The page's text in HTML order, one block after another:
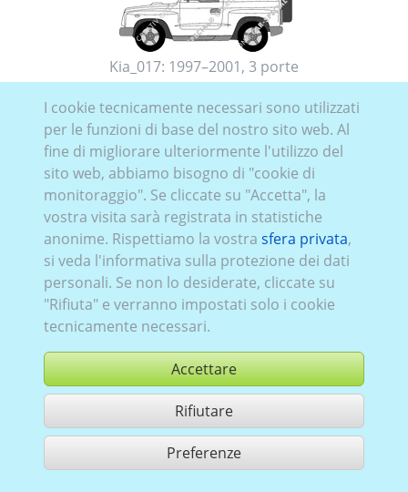
Kia_017: 1997–2001, 3 porte
comprare
condividi 1 risultati di ricerca
I cookie tecnicamente necessari sono utilizzati
per le funzioni di base del nostro sito web. Al
fine di migliorare ulteriormente l'utilizzo del
sito web, abbiamo bisogno di "cookie di
monitoraggio". Se cliccate su "Accetta", la
vostra visita sarà registrata in statistiche
anonime. Rispettiamo la vostra sfera privata,
si veda l'informativa sulla protezione dei dati
personali. Se non lo desiderate, cliccate su
"Rifiuta" e verranno impostati solo i cookie
tecnicamente necessari.
Accettare
Rifiutare
Preferenze